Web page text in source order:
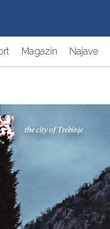
Magazin Najave